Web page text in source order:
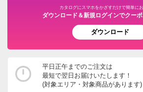
カタログにスマホをかざすだけで簡単にお
ダウンロード＆新規ログインでクー
ダウンロード
平日正午までのご注文は
最短で翌日お届けいたします！
(対象エリア・対象商品があります)